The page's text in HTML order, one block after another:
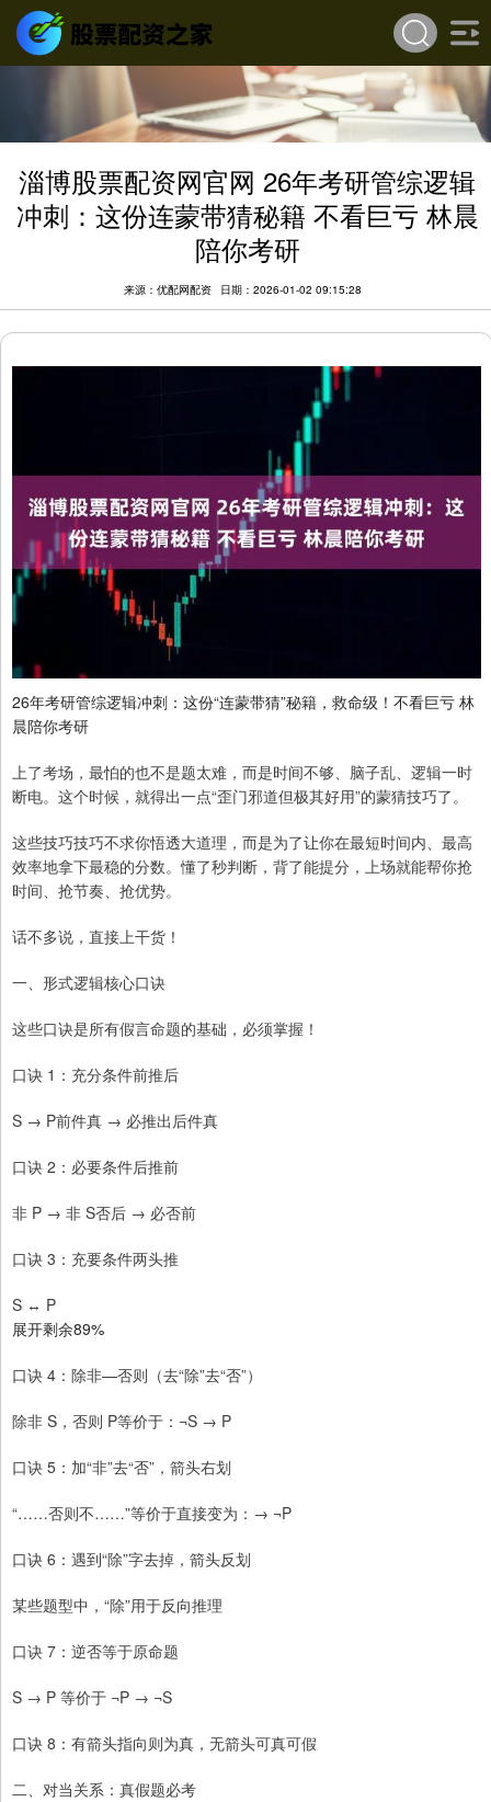
淄博股票配资网官网 26年考研管综逻辑
冲刺：这份连蒙带猜秘籍 不看巨亏 林晨
陪你考研
来源：优配网配资 日期：2026-01-02 09:15:28
26年考研管综逻辑冲刺：这份“连蒙带猜”秘籍，救命级！不看巨亏 林
晨陪你考研
上了考场，最怕的也不是题太难，而是时间不够、脑子乱、逻辑一时
断电。这个时候，就得出一点“歪门邪道但极其好用”的蒙猜技巧了。
这些技巧技巧不求你悟透大道理，而是为了让你在最短时间内、最高
效率地拿下最稳的分数。懂了秒判断，背了能提分，上场就能帮你抢
时间、抢节奏、抢优势。
话不多说，直接上干货！
一、形式逻辑核心口诀
这些口诀是所有假言命题的基础，必须掌握！
口诀 1：充分条件前推后
S → P前件真 → 必推出后件真
口诀 2：必要条件后推前
非 P → 非 S否后 → 必否前
口诀 3：充要条件两头推
S ↔ P
展开剩余89%
口诀 4：除非—否则（去“除”去“否”）
除非 S，否则 P等价于：¬S → P
口诀 5：加“非”去“否”，箭头右划
“……否则不……”等价于直接变为：→ ¬P
口诀 6：遇到“除”字去掉，箭头反划
某些题型中，“除”用于反向推理
口诀 7：逆否等于原命题
S → P 等价于 ¬P → ¬S
口诀 8：有箭头指向则为真，无箭头可真可假
二、对当关系：真假题必考